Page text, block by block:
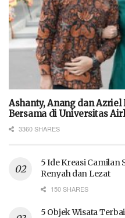
Ashanty, Anang dan Azriel
Bersama di Universitas
3360 SHARES
5 Ide Kreasi Camilan
Renyah dan Lezat
150 SHARES
5 Objek Wisata